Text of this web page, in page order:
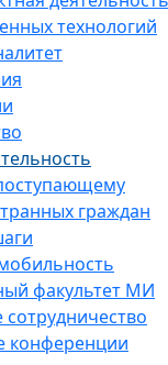
технологий
граждан
факультет МИ
конференции